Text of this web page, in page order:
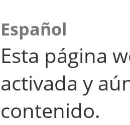
Español
Esta página
activada y
contenido.